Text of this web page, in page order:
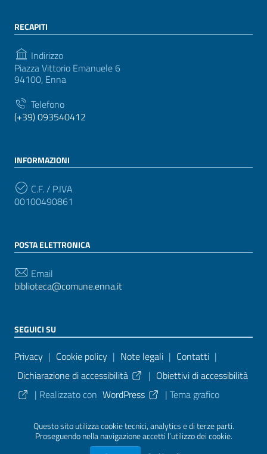
Questo sito utilizza cookie tecnici, analytics e di terze parti.
Proseguendo nella navigazione accetti l’utilizzo dei cookie.
RECAPITI
Indirizzo
Piazza Vittorio Emanuele 6
94100, Enna
Telefono
(+39) 093540412
INFORMAZIONI
C.F. / P.IVA
00100490861
POSTA ELETTRONICA
Email
biblioteca@comune.enna.it
SEGUICI SU
Sezione Link Utili
Privacy | Cookie policy | Note legali | Contatti |
Dichiarazione di accessibilità
| Obiettivi di accessibilità
| Realizzato con WordPress | Tema grafico